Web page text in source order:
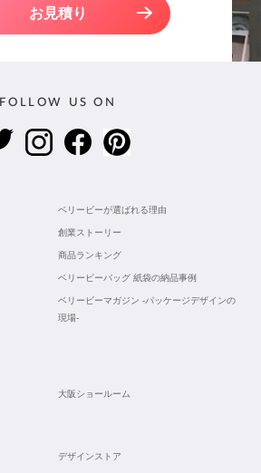
お見積り
FOLLOW US ON
ベリービーが選ばれる理由
創業ストーリー
商品ランキング
ベリービーバッグ 紙袋の納品事例
ベリービーマガジン -パッケージデザインの
現場-
大阪ショールーム
デザインストア